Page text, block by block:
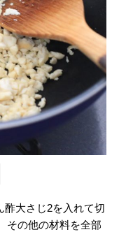
酢大さじ2を入れて切
その他の材料を全部